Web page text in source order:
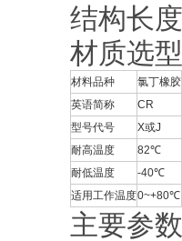
结构长
材质选型
材料品种
氯丁橡胶
英语简称
CR
型号代号
X或J
耐高温度
82℃
耐低温度
-40℃
适用工作温度0~+80℃
主要参